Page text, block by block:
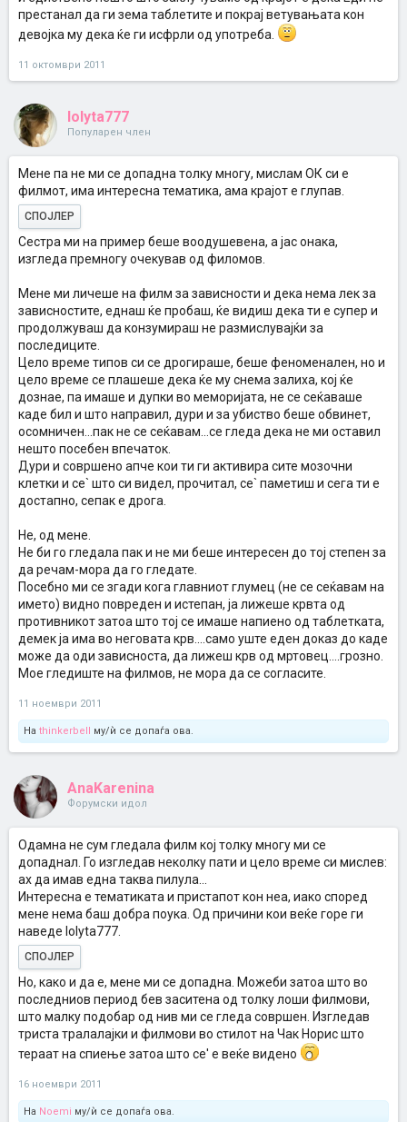
престанал да ги зема таблетите и покрај ветувањата кон
девојка му дека ќе ги исфрли од употреба.
11 октомври 2011
lolyta777
Популарен член
Мене па не ми се допадна толку многу, мислам ОК си е
филмот, има интересна тематика, ама крајот е глупав.
СПОЈЛЕР
Сестра ми на пример беше воодушевена, а јас онака,
изгледа премногу очекував од филомов.
Мене ми личеше на филм за зависности и дека нема лек за
зависностите, еднаш ќе пробаш, ќе видиш дека ти е супер и
продолжуваш да конзумираш не размислувајќи за
последиците.
Цело време типов си се дрогираше, беше феноменален, но и
цело време се плашеше дека ќе му снема залиха, кој ќе
дознае, па имаше и дупки во меморијата, не се сеќаваше
каде бил и што направил, дури и за убиство беше обвинет,
осомничен...пак не се сеќавам...се гледа дека не ми оставил
нешто посебен впечаток.
Дури и совршено апче кои ти ги активира сите мозочни
клетки и се` што си видел, прочитал, се` паметиш и сега ти е
достапно, сепак е дрога.
Не, од мене.
Не би го гледала пак и не ми беше интересен до тој степен за
да речам-мора да го гледате.
Посебно ми се згади кога главниот глумец (не се сеќавам на
името) видно повреден и истепан, ја лижеше крвта од
противникот затоа што тој се имаше напиено од таблетката,
демек ја има во неговата крв....само уште еден доказ до каде
може да оди зависноста, да лижеш крв од мртовец....грозно.
Мое гледиште на филмов, не мора да се согласите.
11 ноември 2011
На thinkerbell му/ѝ се допаѓа ова.
AnaKarenina
Форумски идол
Одамна не сум гледала филм кој толку многу ми се
допаднал. Го изгледав неколку пати и цело време си мислев:
ах да имав една таква пилула...
Интересна е тематиката и пристапот кон неа, иако според
мене нема баш добра поука. Од причини кои веќе горе ги
наведе lolyta777.
СПОЈЛЕР
Но, како и да е, мене ми се допадна. Можеби затоа што во
последниов период бев заситена од толку лоши филмови,
што малку подобар од нив ми се гледа совршен. Изгледав
триста тралалајки и филмови во стилот на Чак Норис што
тераат на спиење затоа што се' е веќе видено
16 ноември 2011
На Noemi му/ѝ се допаѓа ова.